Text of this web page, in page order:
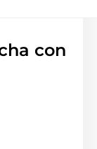
con